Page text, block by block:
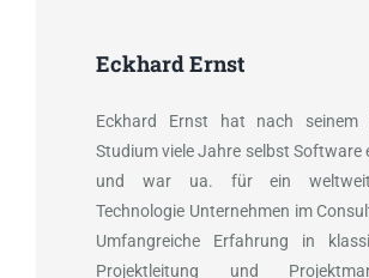
Eckhard Ernst
Eckhard Ernst hat nach seinem
Studium viele Jahre selbst Software
und war ua. für ein
Technologie Unternehmen im
Umfangreiche Erfahrung in
Projektleitung und